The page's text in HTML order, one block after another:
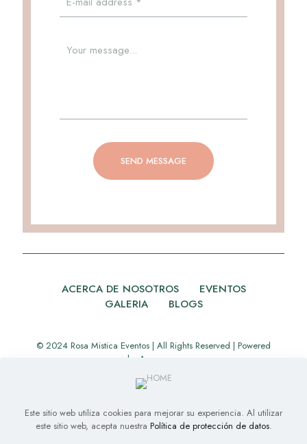
ACERCA DE NOSOTROS
EVENTOS
GALERIA
BLOGS
© 2024 Rosa Mistica Eventos | All Rights Reserved | Powered
by
Appverse
Este sitio web utiliza cookies para mejorar su experiencia. Al utilizar
este sitio web, acepta nuestra Política de protección de datos.